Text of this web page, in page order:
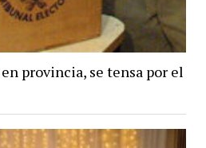
provincia, se tensa por el